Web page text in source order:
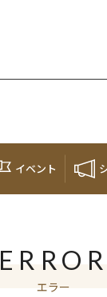
イベント
ERROR
エラー